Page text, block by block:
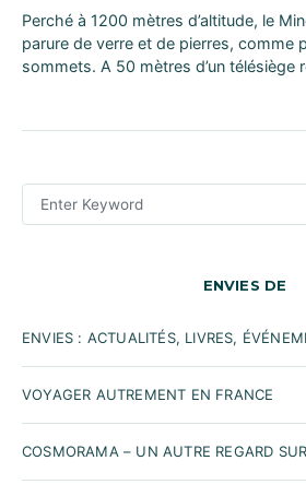
Perché à 1200 mètres d’altitude, le
parure de verre et de pierres, comme
sommets. A 50 mètres d’un télésiège
SEARCH
FOR:
ENVIES DE
ENVIES : ACTUALITÉS, LIVRES,
VOYAGER AUTREMENT EN FRANCE
COSMORAMA – UN AUTRE REGARD